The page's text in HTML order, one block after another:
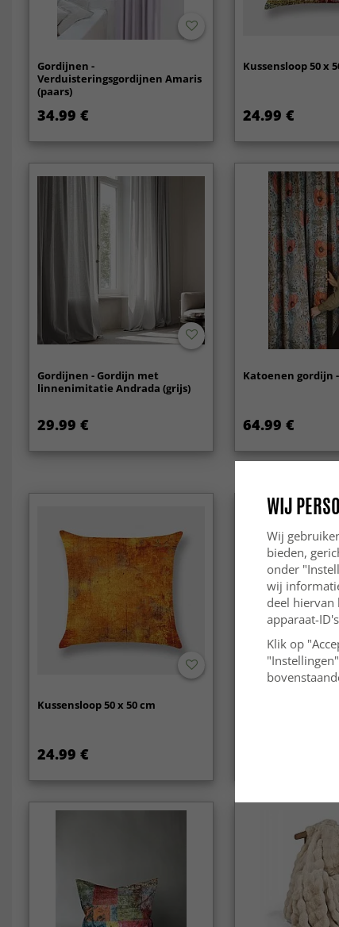
Gordijnen -
Verduisteringsgordijnen Amaris
(paars)
34.99 €
Kussensloop 50 x
24.99 €
Gordijnen - Gordijn met
linnenimitatie Andrada (grijs)
29.99 €
Katoenen gordijn
64.99 €
Kussensloop 50 x 50 cm
24.99 €
WIJ
Wij
bieden,
onder
wij
deel hiervan
apparaat-
Klik op